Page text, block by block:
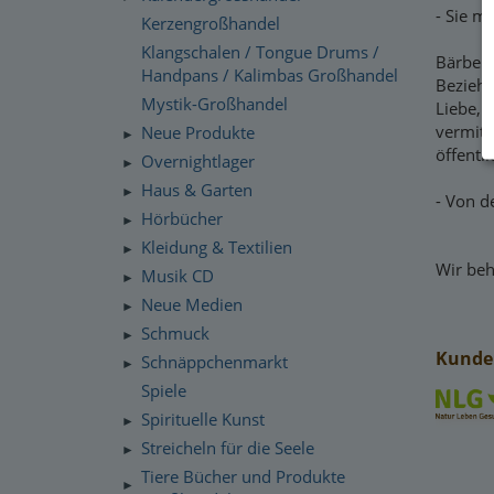
Kerzengroßhandel
Klangschalen / Tongue Drums /
Handpans / Kalimbas Großhandel
Mystik-Großhandel
► Neue Produkte
► Overnightlager
► Haus & Garten
► Hörbücher
► Kleidung & Textilien
► Musik CD
► Neue Medien
► Schmuck
►
Schnäppchenmarkt
Spiele
► Spirituelle Kunst
► Streicheln für die Seele
►
Tiere Bücher und Produkte
- Sie
Bärbel
Liebe,
- Von
Wir